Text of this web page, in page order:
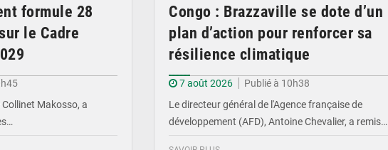
formule 28
le Cadre
Makosso, a
Congo : Brazzaville se dote d’un
plan d’action pour renforcer sa
résilience climatique
7 août 2026
Publié à 10h38
Le directeur général de l'Agence française de
développement (AFD), Antoine Chevalier, a remis…